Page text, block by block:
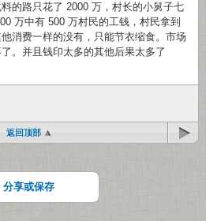
的路只花了 2000 万，村长的小舅子七
万中有 500 万村民的工钱，村民拿到
消费一样的没有，只能节衣缩食。市场
。并且钱印太多的其他后果太多了
返回顶部
分享或保存